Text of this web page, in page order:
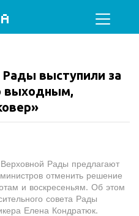
выступили за
выходным,
Рады предлагают
отменить решение
и воскресеньям. Об этом
совета Рады
Елена Кондратюк.